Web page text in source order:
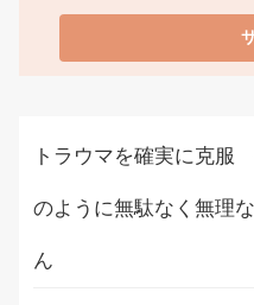
トラウマを確実に克服
のように無駄なく無理
ん